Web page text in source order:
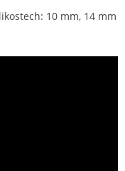
10 mm, 14 mm